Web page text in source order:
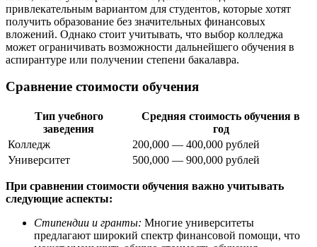
привлекательным вариантом для студентов, которые хотят
получить образование без значительных финансовых
вложений. Однако стоит учитывать, что выбор колледжа
может ограничивать возможности дальнейшего обучения в
аспирантуре или получении степени бакалавра.
Сравнение стоимости обучения
Тип учебного
заведения
Средняя стоимость обучения в
год
Колледж
200,000 — 400,000 рублей
Университет
500,000 — 900,000 рублей
При сравнении стоимости обучения важно учитывать
следующие аспекты:
Стипендии и гранты: Многие университеты
предлагают широкий спектр финансовой помощи, что